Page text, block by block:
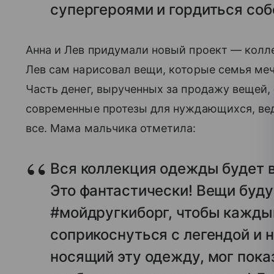
супергероями и гордиться
Анна и Лев придумали новый проект —
Лев сам нарисовал вещи, которые семья
Часть денег, вырученных за продажу вещей,
современные протезы для нуждающихся,
все. Мама мальчика отметила:
Вся коллекция одежды будет
Это фантастически! Вещи
#мойдругкиборг, чтобы
соприкоснуться с легендой и
носящий эту одежду, мог